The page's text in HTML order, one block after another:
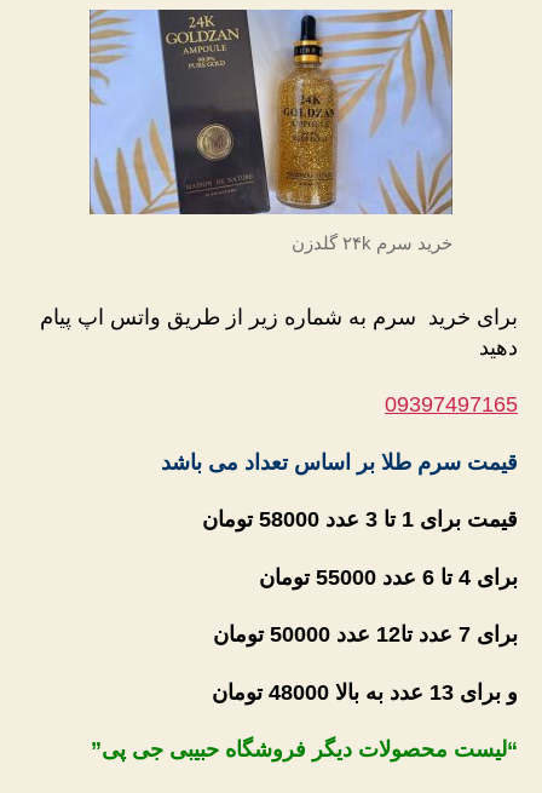
خرید سرم ۲۴k گلدزن
برای خرید سرم به شماره زیر از طریق واتس اپ پیام
دهید
09397497165
قیمت سرم طلا بر اساس تعداد می باشد
قیمت برای 1 تا 3 عدد 58000 تومان
برای 4 تا 6 عدد 55000 تومان
برای 7 عدد تا12 عدد 50000 تومان
و برای 13 عدد به بالا 48000 تومان
“لیست محصولات دیگر فروشگاه حبیبی جی پی”